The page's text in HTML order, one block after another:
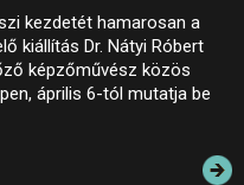
kezdetét hamarosan a
kiállítás Dr. Nátyi Róbert
képzőművész közös
április 6-tól mutatja be